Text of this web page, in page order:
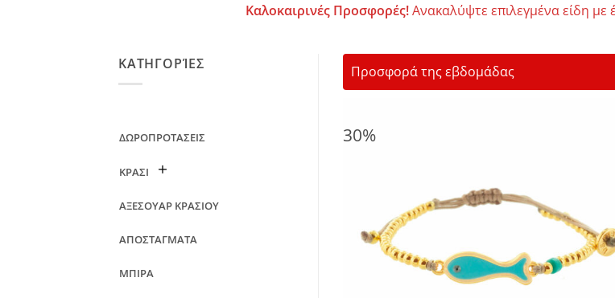
Καλοκαιρινές Προσφορές!Ανακαλύψτε επιλεγμένα είδη
ΚΑΤΗΓΟΡΊΕΣ
ΔΩΡΟΠΡΟΤΑΣΕΙΣ
ΚΡΑΣΙ
ΑΞΕΣΟΥΑΡ ΚΡΑΣΙΟΥ
ΑΠΟΣΤΑΓΜΑΤΑ
ΜΠΙΡΑ
Προσφορά της εβδομάδας
30%